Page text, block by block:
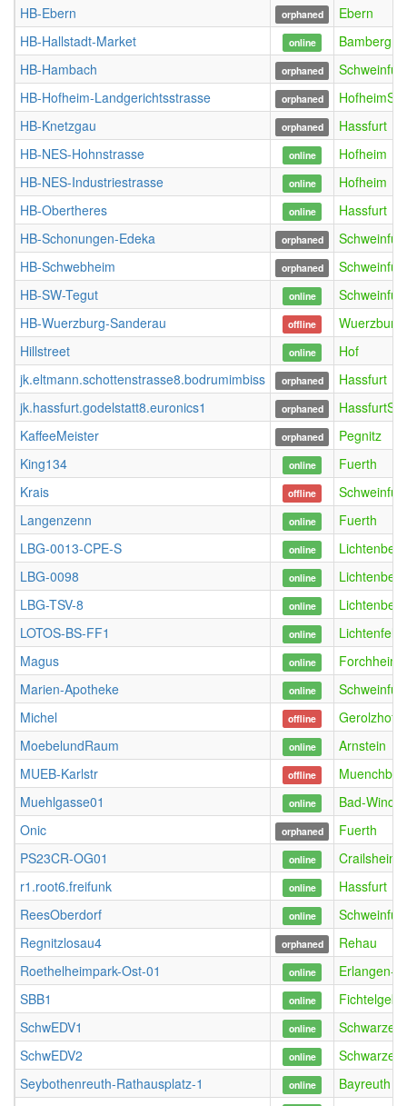
HB-Ebern
orphaned
Ebern
HB-Hallstadt-Market
online
Bamberg
HB-Hambach
orphaned
Schweinfurt
HB-Hofheim-Landgerichtsstrasse
orphaned
HB-Knetzgau
orphaned
Hassfurt
HB-NES-Hohnstrasse
online
Hofheim
HB-NES-Industriestrasse
online
Hofheim
HB-Obertheres
online
Hassfurt
HB-Schonungen-Edeka
orphaned
Schweinfurt
HB-Schwebheim
orphaned
Schweinfurt
HB-SW-Tegut
online
Schweinfurt
HB-Wuerzburg-Sanderau
offline
Wuerzburg
Hillstreet
online
Hof
jk.eltmann.schottenstrasse8.bodrumimbiss
orphaned
Hassfurt
jk.hassfurt.godelstatt8.euronics1
orphaned
KaffeeMeister
orphaned
Pegnitz
King134
online
Fuerth
Krais
offline
Schweinfurt
Langenzenn
online
Fuerth
LBG-0013-CPE-S
online
Lichtenberg
LBG-0098
online
Lichtenberg
LBG-TSV-8
online
Lichtenberg
LOTOS-BS-FF1
online
Lichtenfels
Magus
online
Forchheim
Marien-Apotheke
online
Schweinfurt
Michel
offline
MoebelundRaum
online
Arnstein
MUEB-Karlstr
offline
Muehlgasse01
online
Bad-
Onic
orphaned
Fuerth
PS23CR-OG01
online
Crailsheim
r1.root6.freifunk
online
Hassfurt
ReesOberdorf
online
Schweinfurt
Regnitzlosau4
orphaned
Rehau
Roethelheimpark-Ost-01
online
Erlangen-
SBB1
online
SchwEDV1
online
SchwEDV2
online
Seybothenreuth-Rathausplatz-1
online
Bayreuth